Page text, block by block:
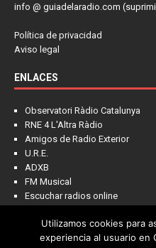
info @ guiadelaradio.com
Política de privacidad
Aviso legal
ENLACES
Observatori Ràdio Catalunya
RNE 4 L'Altra Ràdio
Amigos de Radio Exterior
U.R.E.
ADXB
FM Musical
Escuchar radios online
Utilizamos cookies para
experiencia al usuario en